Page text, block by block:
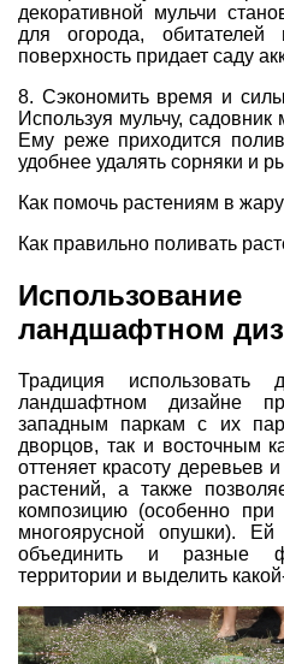
декоративной мульчи
для огорода, обитателей
поверхность придает саду
8. Сэкономить время и
Используя мульчу,
Ему реже приходится
удобнее удалять сорняки и
Как помочь растениям в
Как правильно поливать
ландшафтном
Традиция использовать
ландшафтном дизайне
западным паркам с их
дворцов, так и восточным
оттеняет красоту деревьев
растений, а также
композицию (особенно при
многоярусной опушки). Ей
объединить и разные
территории и выделить